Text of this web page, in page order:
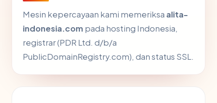
Mesin kepercayaan kami memeriksa alita-
indonesia.com pada hosting Indonesia,
registrar (PDR Ltd. d/b/a
PublicDomainRegistry.com), dan status SSL.